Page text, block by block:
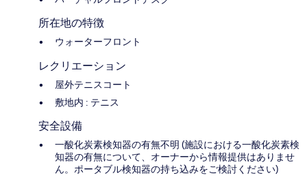
所在地の特徴
ウォーターフロント
レクリエーション
屋外テニスコート
敷地内 : テニス
安全設備
一酸化炭素検知器の有無不明 (施設における一酸化炭素検
知器の有無について、オーナーから情報提供はありませ
ん。ポータブル検知器の持ち込みをご検討ください)